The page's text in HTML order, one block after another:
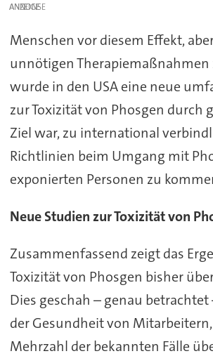
ANZEIGE
Menschen vor diesem Effekt,
unnötigen Therapiemaßnahmen
wurde in den USA eine neue
zur Toxizität von Phosgen durch
Ziel war, zu international
Richtlinien beim Umgang mit
exponierten Personen zu
Neue Studien zur Toxizität von
Zusammenfassend zeigt das
Toxizität von Phosgen bisher
Dies geschah – genau
der Gesundheit von
Mehrzahl der bekannten Fälle